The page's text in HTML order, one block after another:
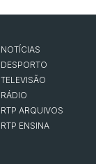
NOTÍCIAS
DESPORTO
TELEVISÃO
RÁDIO
RTP ARQUIVOS
RTP ENSINA